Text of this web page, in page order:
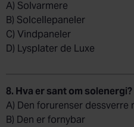
A) Solvarmere
B) Solcellepaneler
C) Vindpaneler
D) Lysplater de Luxe
8. Hva er sant om solenergi?
A) Den forurenser dessverre
B) Den er fornybar